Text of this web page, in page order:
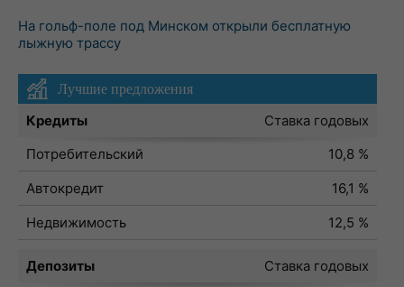
На гольф-поле под Минском открыли бесплатную
лыжную трассу
Лучшие предложения
Кредиты
Ставка годовых
Потребительский
10,8 %
Автокредит
16,1 %
Недвижимость
12,5 %
Депозиты
Ставка годовых